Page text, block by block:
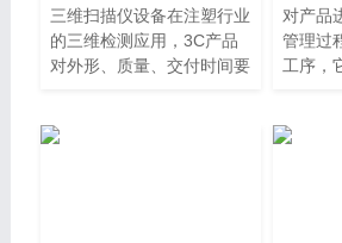
三维扫描仪设备在注塑行业
的三维检测应用，3C产品
对外形、质量、交付时间要
势，利用三维光学检测技术
对产品
管理过
工序，
时符合